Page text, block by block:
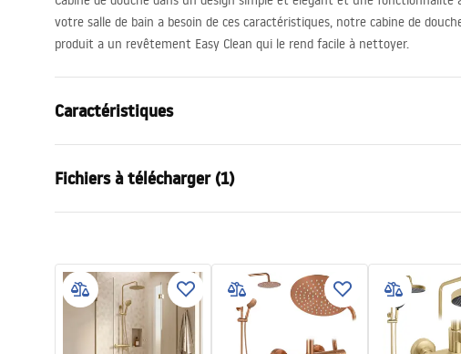
votre salle de bain a besoin de ces caractéristiques, notre cabine de
produit a un revêtement Easy Clean qui le rend facile à nettoyer.
Caractéristiques
Couleur
Type de cabine de douche
d'angle
Mode d'ouverture
coulissant(e)
Montage
Sur le receveur ou
Hauteur (mm)
Fichiers à télécharger (1)
Cabine de douche Look FR.pdf